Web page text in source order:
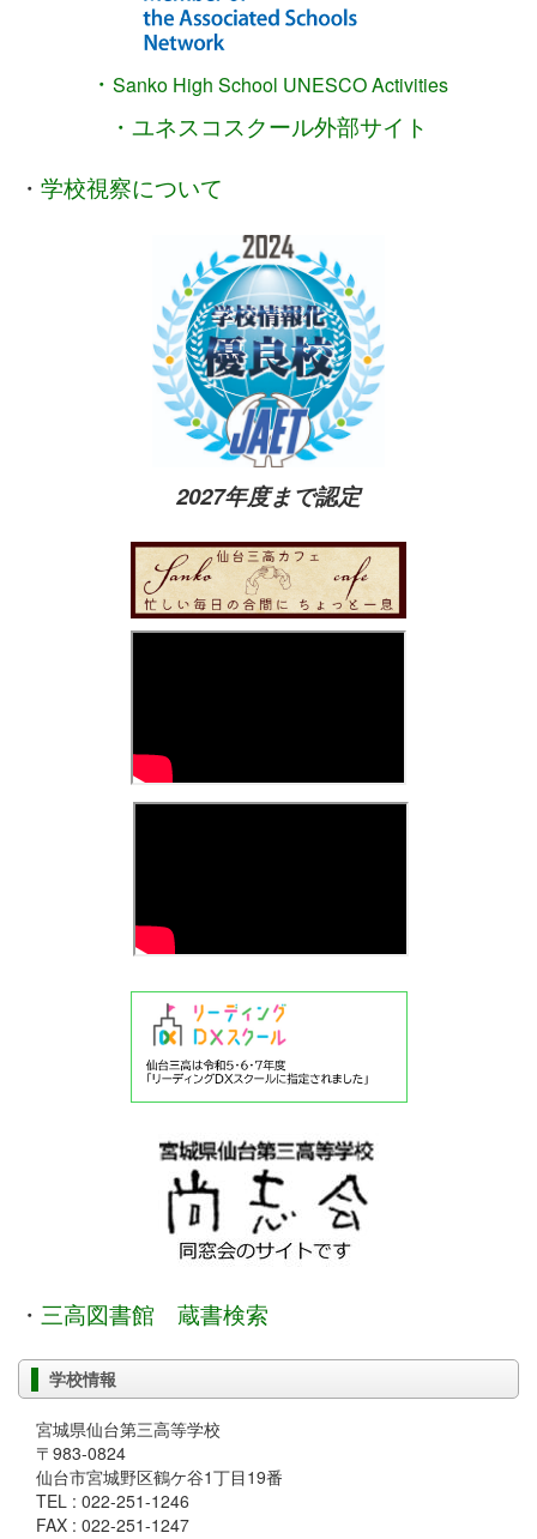
・ Sanko High School UNESCO Activities
・ユネスコスクール外部サイト
・ 学校視察について
2027年度まで認定
・ 三高図書館 蔵書検索
学校情報
宮城県仙台第三高等学校
〒983-0824
仙台市宮城野区鶴ケ谷1丁目19番
TEL : 022-251-1246
FAX : 022-251-1247